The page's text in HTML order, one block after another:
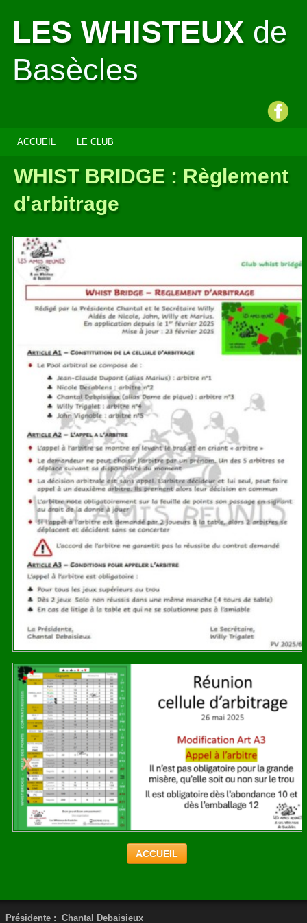
LES WHISTEUX de
Basècles
ACCUEIL LE CLUB
WHIST BRIDGE : Règlement
d'arbitrage
ACCUEIL
Présidente : Chantal Debaisieux